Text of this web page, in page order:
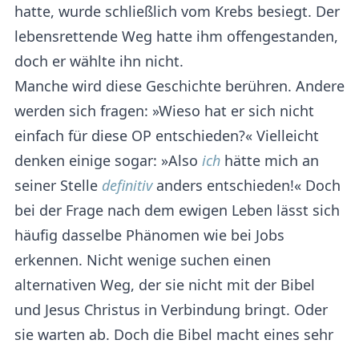
hatte, wurde schließlich vom Krebs besiegt. Der
lebensrettende Weg hatte ihm offengestanden,
doch er wählte ihn nicht.
Manche wird diese Geschichte berühren. Andere
werden sich fragen: »Wieso hat er sich nicht
einfach für diese OP entschieden?« Vielleicht
denken einige sogar: »Also ich hätte mich an
seiner Stelle definitivanders entschieden!« Doch
bei der Frage nach dem ewigen Leben lässt sich
häufig dasselbe Phänomen wie bei Jobs
erkennen. Nicht wenige suchen einen
alternativen Weg, der sie nicht mit der Bibel
und Jesus Christus in Verbindung bringt. Oder
sie warten ab. Doch die Bibel macht eines sehr